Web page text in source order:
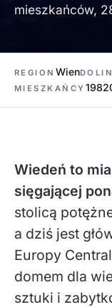
mieszkańców,
REGION Wien
MIESZKAŃCY
Wiedeń to
sięgającej
stolicą
a dziś jest
Europy
domem dla
sztuki i